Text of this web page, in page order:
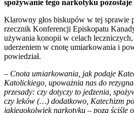
spożywanie tego narkotyku pozostaje
Klarowny głos biskupów w tej sprawie
rzecznik Konferencji Episkopatu
używania konopii w celach
uderzeniem w cnotę umiarkowania i
powiedział.
– Cnota umiarkowania, jak podaje
Katolickiego, upoważnia nas do
przesady: czy dotyczy to jedzenia,
czy leków (…) dodatkowo, Katechizm
jakiegokolwiek narkotyku – poza ściśle